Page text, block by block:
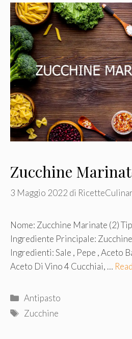
Zucchine
3 Maggio 2022 di
Nome: Zucchine Marinate (2)
Ingrediente Principale:
Ingredienti: Sale , Pepe , Aceto
Aceto Di Vino 4 Cucchiai, …
Categorie
Antipasto
Tag
Zucchine